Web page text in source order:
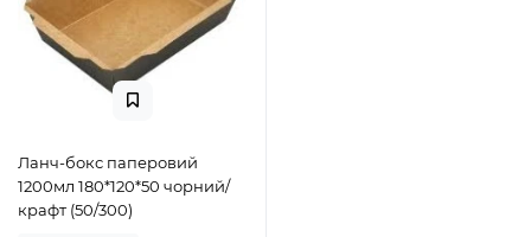
Ланч-бокс паперовий
1200мл 180*120*50 чорний/
крафт (50/300)